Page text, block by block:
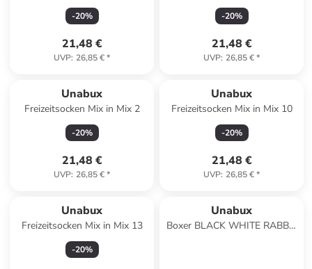
THE JUNGLE in grün
-20%
21,48 €
UVP: 26,85 €*
-20%
21,48 €
UVP: 26,85 €*
Unabux
Freizeitsocken Mix in Mix 2
-20%
21,48 €
UVP: 26,85 €*
Unabux
Freizeitsocken Mix in Mix 10
-20%
21,48 €
UVP: 26,85 €*
Unabux
Freizeitsocken Mix in Mix 13
-20%
Unabux
Boxer BLACK WHITE RABBIT